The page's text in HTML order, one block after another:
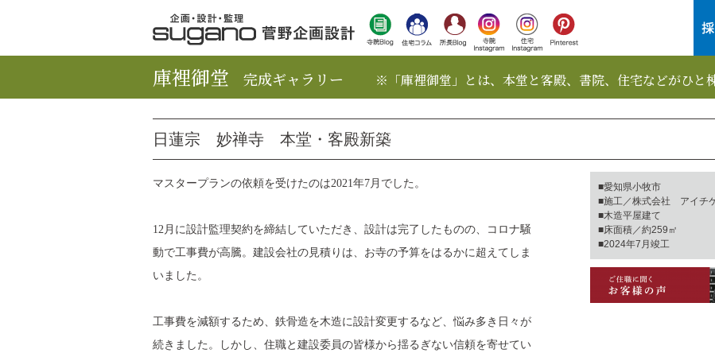
庫裡御堂 完成ギャラリー ※「庫裡御堂」とは、本堂と客殿、書院、住宅などがひと
日蓮宗 妙禅寺 本堂・客殿新築
マスタープランの依頼を受けたのは2021年7月でした。
12月に設計監理契約を締結していただき、設計は完了したものの、コロナ騒
動で工事費が高騰。建設会社の見積りは、お寺の予算をはるかに超えてしま
いました。
工事費を減額するため、鉄骨造を木造に設計変更するなど、悩み多き日々が
続きました。しかし、住職と建設委員の皆様から揺るぎない信頼を寄せてい
■愛知県小牧市
■施工／株式会社 アイチ
■木造平屋建て
■床面積／約259㎡
■2024年7月竣工